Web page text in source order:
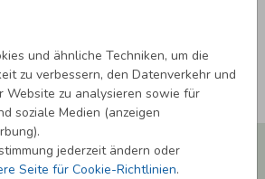
und ähnliche Techniken, um die
zu verbessern, den Datenverkehr und
Website zu analysieren sowie für
soziale Medien (anzeigen
jederzeit ändern oder
Seite für Cookie-Richtlinien.
und 5,00 € Rabatt**